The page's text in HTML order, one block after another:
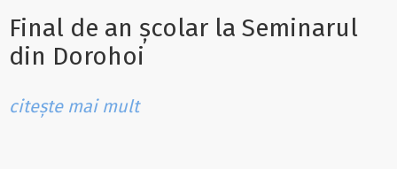
Final de an școlar la Seminarul
din Dorohoi
citește mai mult